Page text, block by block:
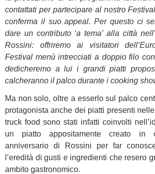
contattati per partecipare al nostro
conferma il suo appeal. Per questo ci
dare un contributo ‘a tema’ alla città
Rossini: offriremo ai visitatori
Festival menù intrecciati a doppio filo
dedicheremo a lui i grandi piatti
calcheranno il palco durante i cooking
Ma non solo, oltre a esserlo sul palco
protagonista anche dei piatti presenti nelle
truck food sono stati infatti coinvolti
un piatto appositamente creato in
anniversario di Rossini per far
l’eredità di gusti e ingredienti che resero
ambito gastronomico.